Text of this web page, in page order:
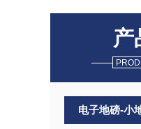
产
电子地磅-小